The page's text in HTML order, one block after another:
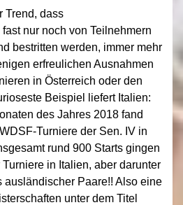
Trend, dass
nur noch von Teilnehmern
bestritten werden, immer mehr
erfreulichen Ausnahmen
in Österreich oder den
Beispiel liefert Italien:
des Jahres 2018 fand
Turniere der Sen. IV in
rund 900 Starts gingen
in Italien, aber darunter
ausländischer Paare!! Also eine
unter dem Titel